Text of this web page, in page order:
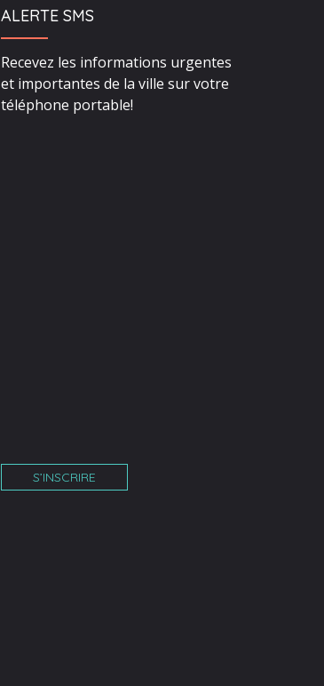
ALERTE SMS
Recevez les informations urgentes
et importantes de la ville sur votre
téléphone portable!
S’INSCRIRE